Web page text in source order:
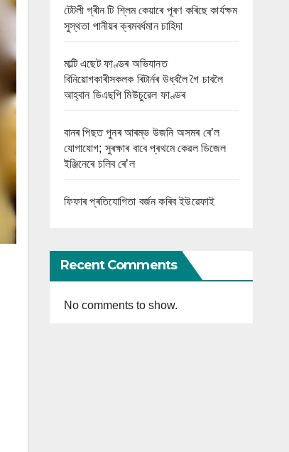
টেটলী গ্ৰীন টি শ্লিম কেয়াৰে পূৰণ কৰিছে কাৰ্যক্ষম
সুস্থতা পানীয়ৰ ক্ৰমবৰ্ধমান চাহিদা
মাল্টি এছেট ফাণ্ডৰ অভিযানত
বিনিয়োগকাৰীসকলক ৰিটাৰ্নৰ উৰ্ধ্বলৈ গৈ চাবলৈ
আহ্বান ডিএছপি মিউচুৱেল ফাণ্ডৰ
বানৰ পিছত পুনৰ আৰম্ভ উজনি অসমৰ ৰে’ল
যোগাযোগ; সুৰক্ষাৰ বাবে প্ৰথমে কেৱল ডিজেল
ইঞ্জিনেৰে চলিব ৰে’ল
ফিফাৰ প্ৰতিযোগিতা বৰ্জন কৰিব ইউৱেফাই
Recent Comments
No comments to show.